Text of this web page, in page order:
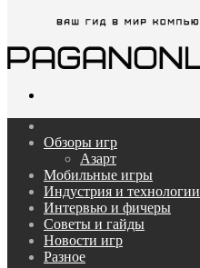
Обзоры игр
Азарт
Мобильные игры
Индустрия и технологии
Интервью и фичеры
Советы и гайды
Новости игр
Разное